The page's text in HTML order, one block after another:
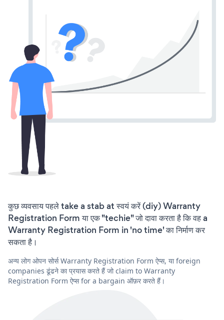
कुछ व्यवसाय पहले take a stab at स्वयं करें (diy) Warranty
Registration Form या एक "techie" जो दावा करता है कि वह a
Warranty Registration Form in 'no time' का निर्माण कर
सकता है।
अन्य लोग ओपन सोर्स Warranty Registration Form ऐप्स, या foreign
companies ढूंढने का प्रयास करते हैं जो claim to Warranty
Registration Form ऐप्स for a bargain ऑफ़र करते हैं।